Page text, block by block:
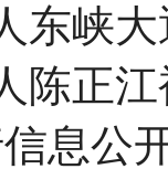
东峡
陈正
息公